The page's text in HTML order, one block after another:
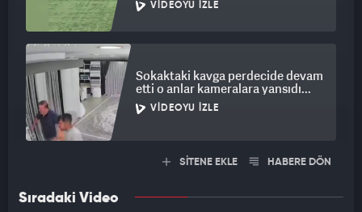
VIDEOYU İZLE
Sokaktaki kavga perdecide devam
etti o anlar kameralara yansıdı...
VIDEOYU İZLE
SİTENE EKLE HABERE DÖN
Sıradaki Video